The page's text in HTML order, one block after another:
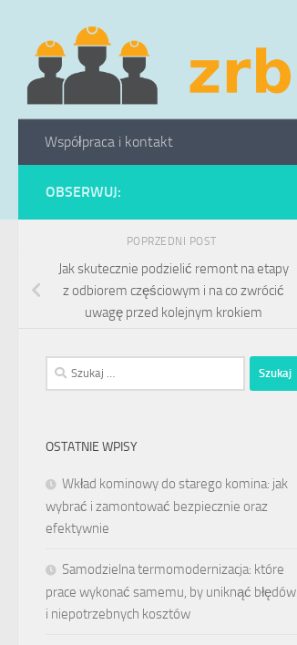
Skip to content
Współpraca i kontakt
OBSERWUJ:
POPRZEDNI POST
Jak skutecznie podzielić remont na etapy
z odbiorem częściowym i na co zwrócić
uwagę przed kolejnym krokiem
Szukaj:
OSTATNIE WPISY
Wkład kominowy do starego komina: jak
wybrać i zamontować bezpiecznie oraz
efektywnie
Samodzielna termomodernizacja: które
prace wykonać samemu, by uniknąć błędów
i niepotrzebnych kosztów